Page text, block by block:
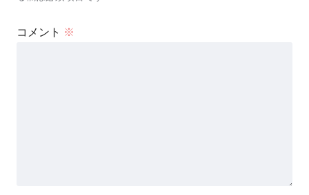
コメント ※